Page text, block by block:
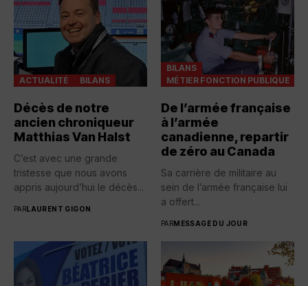
ACTUALITÉ BILANS
Décès de notre
ancien chroniqueur
Matthias Van Halst
C’est avec une grande
tristesse que nous avons
appris aujourd’hui le décès...
PARLAURENT GIGON
BILANS
MÉTIER FONCTION PUBLIQUE
De l’armée française
à l’armée
canadienne, repartir
de zéro au Canada
Sa carrière de militaire au
sein de l’armée française lui
a offert...
PARMESSAGE DU JOUR